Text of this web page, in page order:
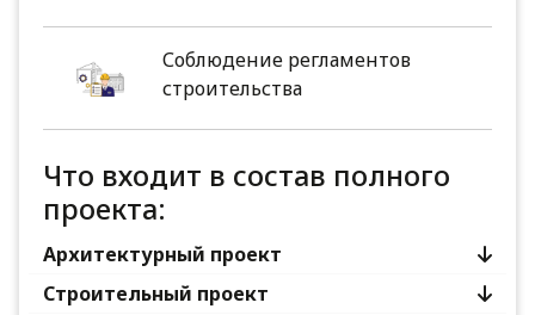
Соблюдение регламентов
строительства
Что входит в состав полного
проекта:
Архитектурный проект
Строительный проект